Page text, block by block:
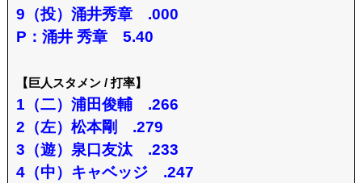
9（投）涌井秀章 .000
P：涌井 秀章 5.40
【巨人スタメン / 打率】
1（二）浦田俊輔 .266
2（左）松本剛 .279
3（遊）泉口友汰 .233
4（中）キャベッジ .247